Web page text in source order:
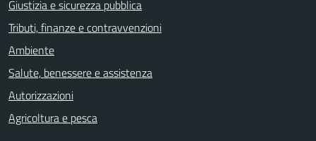
Giustizia e sicurezza pubblica
Tributi, finanze e contravvenzioni
Ambiente
Salute, benessere e assistenza
Autorizzazioni
Agricoltura e pesca